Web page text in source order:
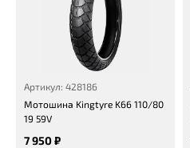
Артикул: 428186
Мотошина Kingtyre K66 110/80
19 59V
7 950 ₽